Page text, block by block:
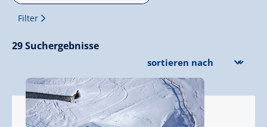
Filter
29Suchergebnisse